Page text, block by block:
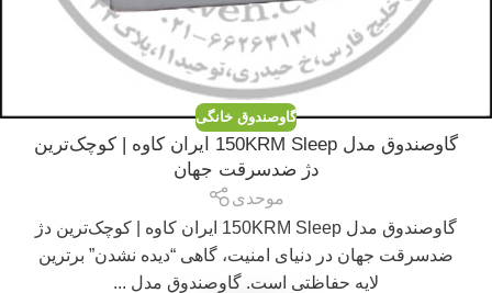
گاوصندوق خانگی
گاوصندوق مدل 150KRM Sleep ایران کاوه | کوچک‌ترین
دژ ضدسرقت جهان
موحدی
گاوصندوق مدل 150KRM Sleep ایران کاوه | کوچک‌ترین دژ
ضدسرقت جهان در دنیای امنیت، گاهی “دیده نشدن” برترین
لایه حفاظتی است. گاوصندوق مدل ...